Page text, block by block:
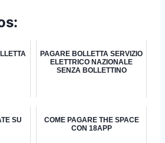
PAGARE BOLLETTA SERVIZIO
ELETTRICO NAZIONALE
SENZA BOLLETTINO
SU
COME PAGARE THE SPACE
CON 18APP